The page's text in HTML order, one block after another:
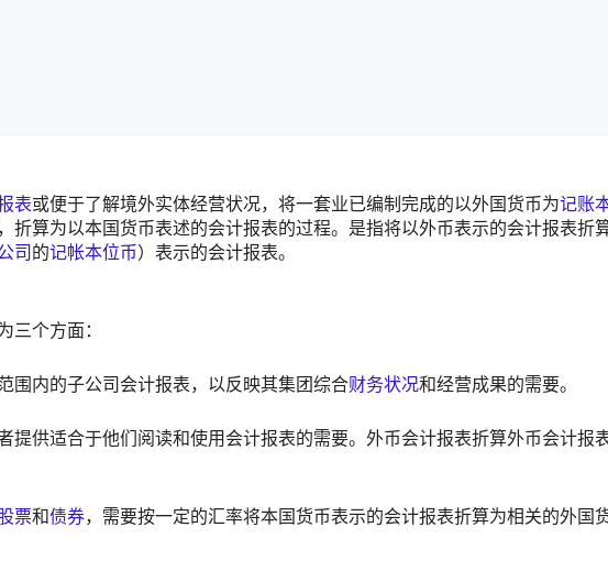
表或便于了解境外实体经营状况，将一套业已编制完成的以外国货币为记账
折算为以本国货币表述的会计报表的过程。是指将以外币表示的会计报表折
司的记帐本位币）表示的会计报表。
三个方面：
围内的子公司会计报表，以反映其集团综合财务状况和经营成果的需要。
提供适合于他们阅读和使用会计报表的需要。外币会计报表折算外币会计报
票和债券，需要按一定的汇率将本国货币表示的会计报表折算为相关的外国